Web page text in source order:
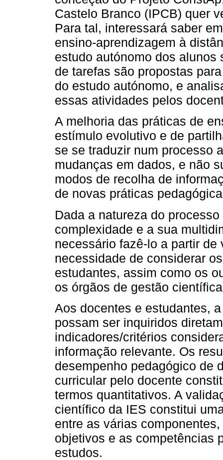
Castelo Branco (IPCB) quer
Para tal, interessará saber
ensino-aprendizagem à
estudo autónomo dos
de tarefas são propostas
do estudo autónomo, e
essas atividades pelos
A melhoria das práticas de
estímulo evolutivo e de
se se traduzir num processo
mudanças em dados, e não
modos de recolha de
de novas práticas
Dada a natureza do
complexidade e a sua
necessário fazê-lo a partir
necessidade de considerar
estudantes, assim como os
os órgãos de gestão
Aos docentes e estudantes,
possam ser inquiridos
indicadores/critérios
informação relevante. Os
desempenho pedagógico de
curricular pelo docente
termos quantitativos. A
científico da IES constitui
entre as várias
objetivos e as competências
estudos.